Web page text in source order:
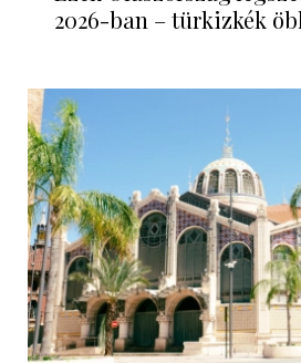
2026-ban – türkizkék